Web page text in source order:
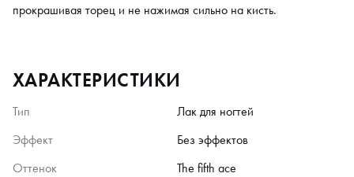
прокрашивая торец и не нажимая сильно на кисть.
ХАРАКТЕРИСТИКИ
Тип
Лак для ногтей
Эффект
Без эффектов
Оттенок
The fifth ace